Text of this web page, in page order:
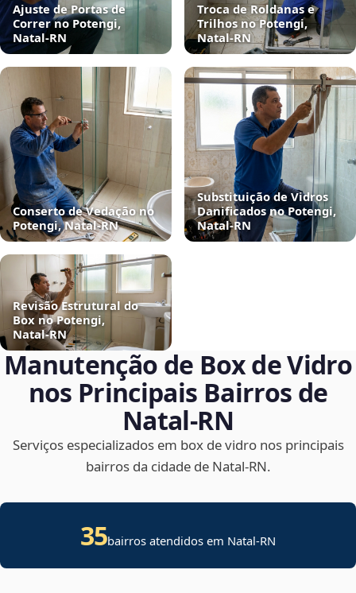
Ajuste de Portas de
Correr no Potengi,
Natal‑RN
Troca de Roldanas e
Trilhos no Potengi,
Natal‑RN
Conserto de Vedação no
Potengi, Natal‑RN
Substituição de Vidros
Danificados no Potengi,
Natal‑RN
Revisão Estrutural do
Box no Potengi,
Natal‑RN
Manutenção de Box de Vidro
nos Principais Bairros de
Natal‑RN
Serviços especializados em box de vidro nos principais
bairros da cidade de Natal‑RN.
35bairros atendidos em Natal-RN